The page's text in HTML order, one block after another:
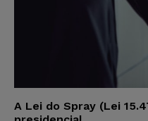
A Lei do Spray (Lei